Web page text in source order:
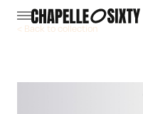
< Back to collection